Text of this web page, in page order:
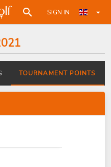
SIGN IN
TOURNAMENT POINTS